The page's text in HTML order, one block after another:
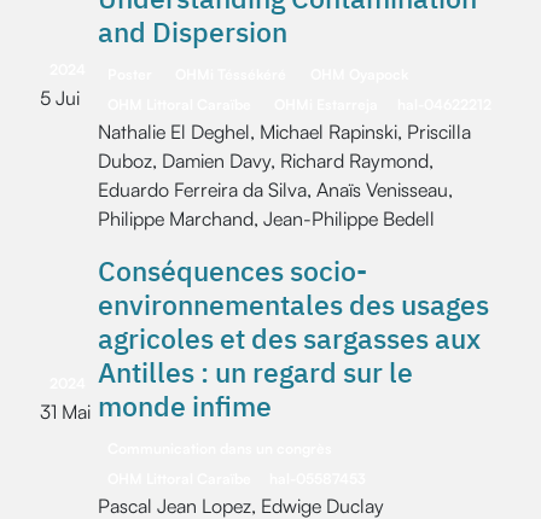
5 Jui
and Dispersion
Nathalie El Deghel, Michael Rapinski, Priscilla
Duboz, Damien Davy, Richard Raymond,
Eduardo Ferreira da Silva, Anaïs Venisseau,
Philippe Marchand, Jean-Philippe Bedell
31 Mai
Conséquences socio-
environnementales des usages
agricoles et des sargasses aux
Antilles : un regard sur le
monde infime
Pascal Jean Lopez, Edwige Duclay